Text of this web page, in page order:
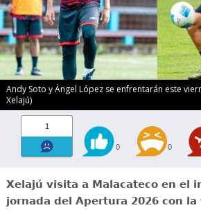
Andy Soto y Ángel López se enfrentarán este
Xelajú)
1
0 0
Xelajú visita a Malacateco en el
jornada del Apertura 2026 con